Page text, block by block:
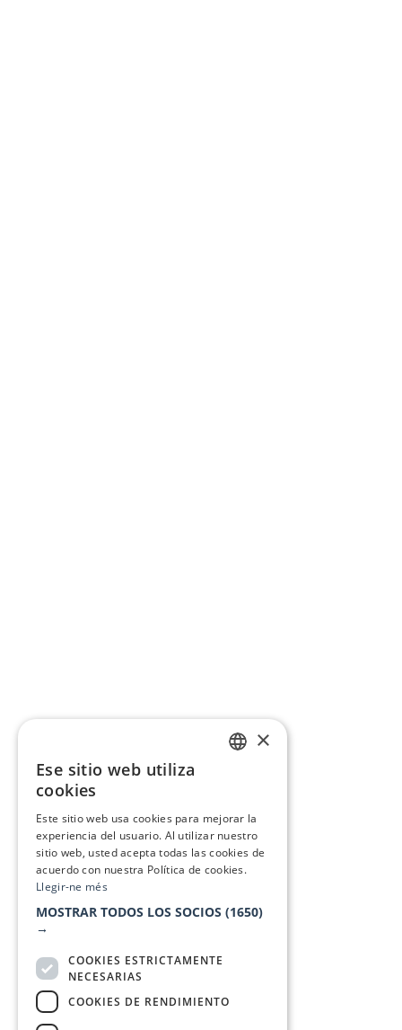
×
Ese sitio web utiliza
cookies
Este sitio web usa cookies para mejorar la
experiencia del usuario. Al utilizar nuestro
sitio web, usted acepta todas las cookies de
acuerdo con nuestra Política de cookies.
Llegir-ne més
MOSTRAR TODOS LOS SOCIOS (1650)
→
COOKIES ESTRICTAMENTE
NECESARIAS
COOKIES DE RENDIMIENTO